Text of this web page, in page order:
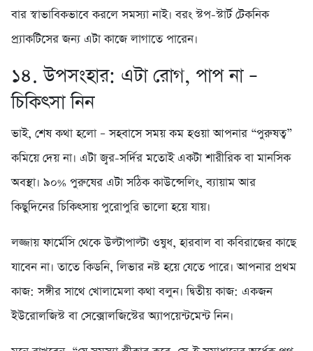
বার স্বাভাবিকভাবে করলে সমস্যা নাই। বরং স্টপ-স্টার্ট টেকনিক
প্র্যাকটিসের জন্য এটা কাজে লাগাতে পারেন।
১৪. উপসংহার: এটা রোগ, পাপ না –
চিকিৎসা নিন
ভাই, শেষ কথা হলো – সহবাসে সময় কম হওয়া আপনার “পুরুষত্ব”
কমিয়ে দেয় না। এটা জ্বর-সর্দির মতোই একটা শারীরিক বা মানসিক
অবস্থা। ৯০% পুরুষের এটা সঠিক কাউন্সেলিং, ব্যায়াম আর
কিছুদিনের চিকিৎসায় পুরোপুরি ভালো হয়ে যায়।
লজ্জায় ফার্মেসি থেকে উল্টাপাল্টা ওষুধ, হারবাল বা কবিরাজের কাছে
যাবেন না। তাতে কিডনি, লিভার নষ্ট হয়ে যেতে পারে। আপনার প্রথম
কাজ: সঙ্গীর সাথে খোলামেলা কথা বলুন। দ্বিতীয় কাজ: একজন
ইউরোলজিস্ট বা সেক্সোলজিস্টের অ্যাপয়েন্টমেন্ট নিন।